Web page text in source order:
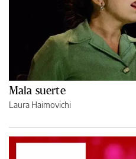
Mala suerte
Laura Haimovichi